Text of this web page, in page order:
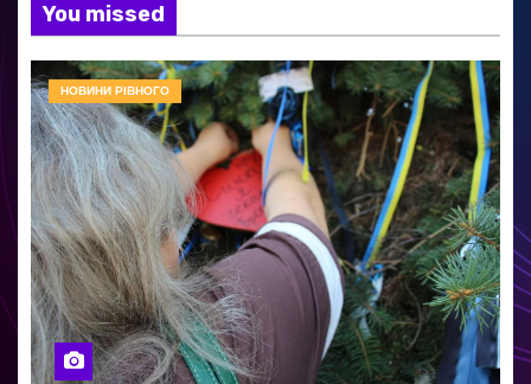
You missed
НОВИНИ РІВНОГО